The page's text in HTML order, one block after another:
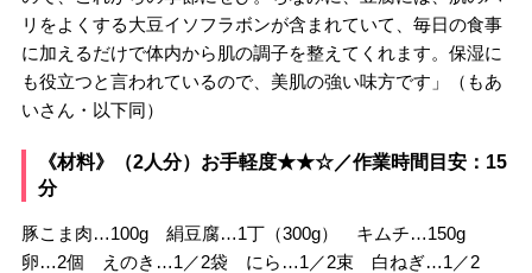
リをよくする大豆イソフラボンが含まれていて、毎日の食事
に加えるだけで体内から肌の調子を整えてくれます。保湿に
も役立つと言われているので、美肌の強い味方です」（もあ
いさん・以下同）
《材料》（2人分）お手軽度★★☆／作業時間目安：15
分
豚こま肉…100g 絹豆腐…1丁（300g） キムチ…150g
卵…2個 えのき…1／2袋 にら…1／2束 白ねぎ…1／2